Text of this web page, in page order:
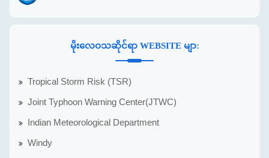
မိုးလေဝသဆိုင်ရာ WEBSITE မျာ:
Tropical Storm Risk (TSR)
Joint Typhoon Warning Center(JTWC)
Indian Meteorological Department
Windy